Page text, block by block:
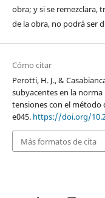
obra; y si se remezclara,
de la obra, no podrá ser
Cómo citar
Perotti, H. J., &
subyacentes en la
tensiones con el
e045. https://doi.org/
Más formatos de cita